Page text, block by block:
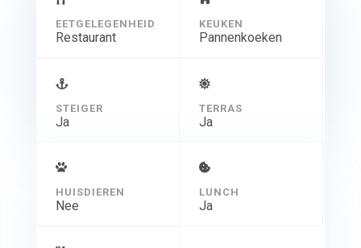
EETGELEGENHEID
Restaurant
KEUKEN
Pannenkoeken
STEIGER
Ja
TERRAS
Ja
HUISDIEREN
Nee
LUNCH
Ja